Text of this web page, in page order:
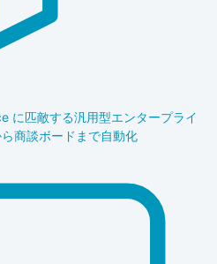
に匹敵する汎用型エンタープライ
商談ボードまで自動化